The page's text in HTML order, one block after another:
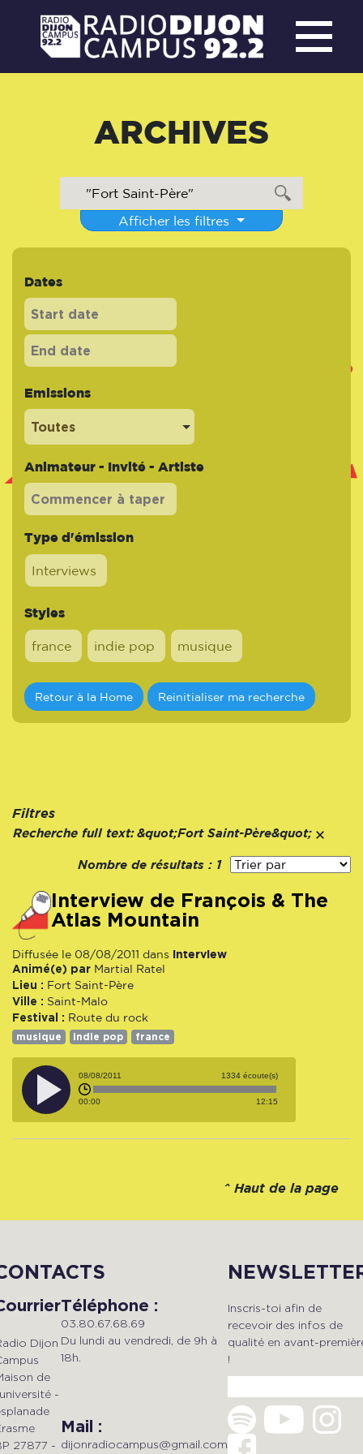
ARCHIVES
Afficher les filtres
Dates
Emissions
Toutes
Animateur - Invité - Artiste
Type d'émission
Interviews
Styles
france indie pop musique
Retour à la Home Reinitialiser ma recherche
Filtres
Recherche full text: &quot;Fort Saint-Père&quot;
Nombre de résultats : 1
Interview de François & The
Atlas Mountain
Diffusée le 08/08/2011 dans interview
Animé(e) par Martial Ratel
Lieu : Fort Saint-Père
Ville : Saint-Malo
Festival : Route du rock
musique indie pop france
08/08/2011 1334 écoute(s)
00:00 12:15
^ Haut de la page
Dijon
de
-
27877 -
Téléphone :
03.80.67.68.69
Du lundi au vendredi, de 9h à
18h.
Mail :
dijonradiocampus@gmail.com
Inscris-toi afin de
recevoir des infos de
qualité en avant-
!